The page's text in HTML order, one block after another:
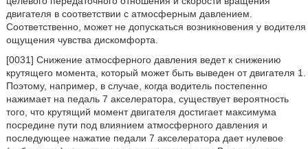
двигателя в соответствии с атмосферным давлением.
Соответственно, может не допускаться возникновения у водителя
ощущения чувства дискомфорта.
[0031] Снижение атмосферного давления ведет к снижению
крутящего момента, который может быть выведен от двигателя 1.
Поэтому, например, в случае, когда водитель постепенно
нажимает на педаль 7 акселератора, существует вероятность
того, что крутящий момент двигателя достигает максимума
посредине пути под влиянием атмосферного давления и
последующее нажатие педали 7 акселератора дает нулевое